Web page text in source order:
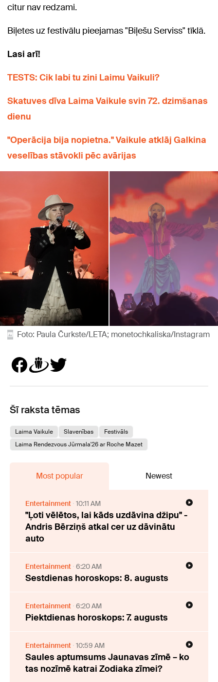
citur nav redzami.
Biļetes uz festivālu pieejamas "Biļešu Serviss" tīklā.
Lasi arī!
TESTS: Cik labi tu zini Laimu Vaikuli?
Skatuves dīva Laima Vaikule svin 72. dzimšanas
dienu
"Operācija bija nopietna." Vaikule atklāj Galkina
veselības stāvokli pēc avārijas
Foto: Paula Čurkste/LETA; monetochkaliska/Instagram
Šī raksta tēmas
Laima Vaikule Slavenības
Festivāls
Laima Rendezvous Jūrmala'26 ar Roche Mazet
Most popular Newest
Entertainment 10:11 AM
"Ļoti vēlētos, lai kāds uzdāvina džipu" -
Andris Bērziņš atkal cer uz dāvinātu
auto
Entertainment 6:20 AM
Sestdienas horoskops: 8. augusts
Entertainment 6:20 AM
Piektdienas horoskops: 7. augusts
Entertainment 10:59 AM
Saules aptumsums Jaunavas zīmē – ko
tas nozīmē katrai Zodiaka zīmei?